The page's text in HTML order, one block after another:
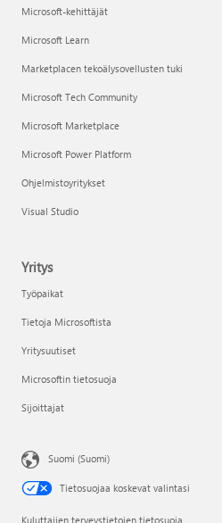
Microsoft-kehittäjät
Microsoft Learn
Marketplacen tekoälysovellusten tuki
Microsoft Tech Community
Microsoft Marketplace
Microsoft Power Platform
Ohjelmistoyritykset
Visual Studio
Yritys
Työpaikat
Tietoja Microsoftista
Yritysuutiset
Microsoftin tietosuoja
Sijoittajat
Suomi (Suomi)
Tietosuojaa koskevat valintasi
Kuluttajien terveystietojen tietosuoja